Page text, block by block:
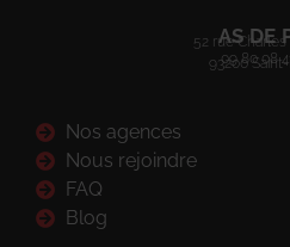
AS DE
52 rue
93200
09 80 08
Nos agences
Nous rejoindre
FAQ
Blog